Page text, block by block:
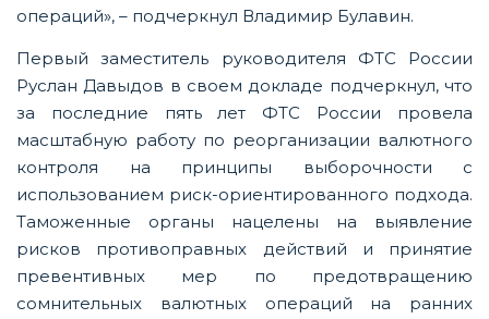
операций», – подчеркнул Владимир Булавин.
Первый заместитель руководителя ФТС России
Руслан Давыдов в своем докладе подчеркнул, что
за последние пять лет ФТС России провела
масштабную работу по реорганизации валютного
контроля на принципы выборочности с
использованием риск-ориентированного подхода.
Таможенные органы нацелены на выявление
рисков противоправных действий и принятие
превентивных мер по предотвращению
сомнительных валютных операций на ранних